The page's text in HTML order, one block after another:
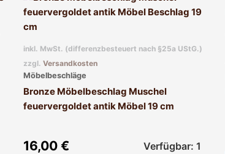
inkl. MwSt. (differenzbesteuert nach §25a UStG.)
zzgl. Versandkosten
Möbelbeschläge
Bronze Möbelbeschlag Muschel
feuervergoldet antik Möbel 19 cm
16,00 € Verfügbar: 1